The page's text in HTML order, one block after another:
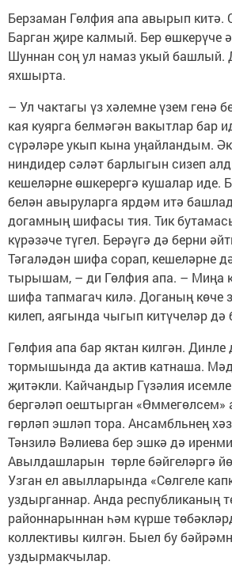
Берзаман Гөлфия апа авырып китә.
Барган җире калмый. Бер өшкерүче
Шуннан соң ул намаз укый башлый.
яхшырта.
– Ул чактагы үз хәлемне үзем
кая куярга белмәгән вакытлар бар
сүрәләре укып кына уңайландым.
ниндидер сәләт барлыгын сизеп
кешеләрне өшкерергә кушалар иде.
белән авыруларга ярдәм итә
догамның шифасы тия. Тик
күрәзәче түгел. Берәүгә дә берни
Тәгаләдән шифа сорап, кешеләрне
тырышам, – ди Гөлфия апа. – Миңа
шифа тапмагач килә. Доганың көче
килеп, аягында чыгып китүчеләр дә
Гөлфия апа бар яктан килгән. Динле
тормышында да актив катнаша.
җитәкли. Кайчандыр Гүзәлия
бергәләп оештырган «Өммегөлсем»
гөрләп эшләп тора. Ансамбльнең
Тәнзилә Вәлиева бер эшкә дә
Авылдашларын төрле бәйгеләргә
Узган ел авылларында «Сөлгеле
уздырганнар. Анда республиканың
районнарыннан һәм күрше
коллективы килгән. Быел бу
уздырмакчылар.